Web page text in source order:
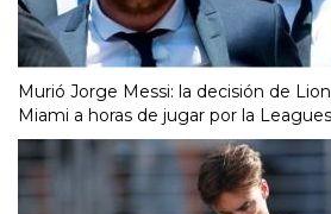
Murió Jorge Messi: la decisión de
Miami a horas de jugar por la